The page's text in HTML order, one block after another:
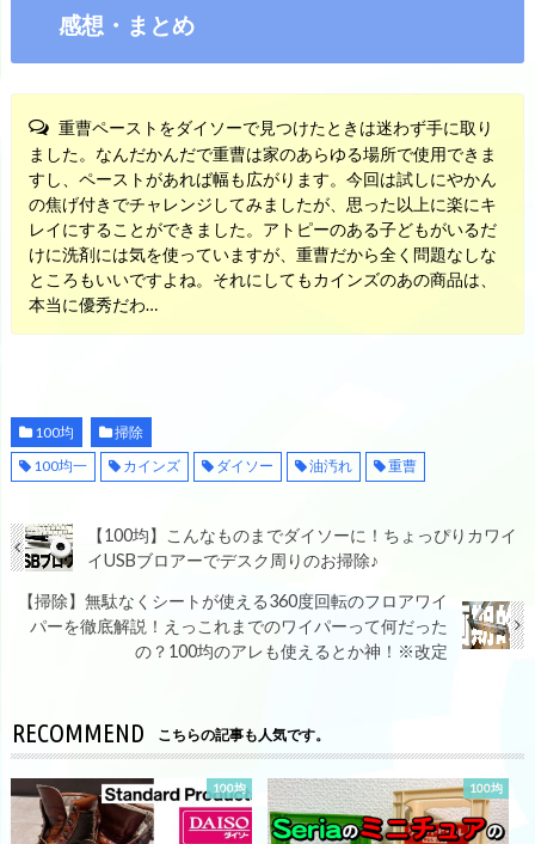
感想・まとめ
重曹ペーストをダイソーで見つけたときは迷わず手に取り
ました。なんだかんだで重曹は家のあらゆる場所で使用できま
すし、ペーストがあれば幅も広がります。今回は試しにやかん
の焦げ付きでチャレンジしてみましたが、思った以上に楽にキ
レイにすることができました。アトピーのある子どもがいるだ
けに洗剤には気を使っていますが、重曹だから全く問題なしな
ところもいいですよね。それにしてもカインズのあの商品は、
本当に優秀だわ…
100均
掃除
100均一
カインズ ダイソー 油汚れ 重曹
【100均】こんなものまでダイソーに！ちょっぴりカワイ
イUSBブロアーでデスク周りのお掃除♪
【掃除】無駄なくシートが使える360度回転のフロアワイ
パーを徹底解説！えっこれまでのワイパーって何だった
の？100均のアレも使えるとか神！※改定
RECOMMEND こちらの記事も人気です。
100均 100均